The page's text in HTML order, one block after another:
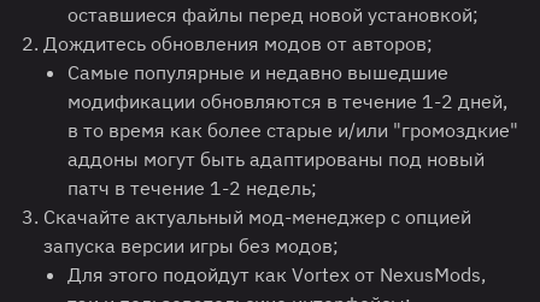
оставшиеся файлы перед новой установкой;
Дождитесь обновления модов от авторов;
Самые популярные и недавно вышедшие
модификации обновляются в течение 1-2 дней,
в то время как более старые и/или "громоздкие"
аддоны могут быть адаптированы под новый
патч в течение 1-2 недель;
Скачайте актуальный мод-менеджер с опцией
запуска версии игры без модов;
Для этого подойдут как Vortex от NexusMods,